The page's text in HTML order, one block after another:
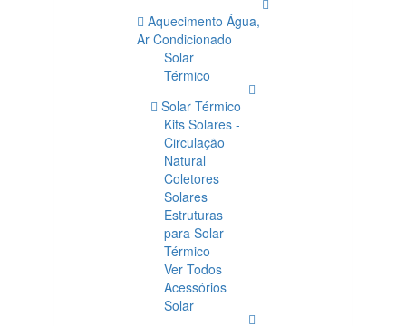
Aquecimento Água,
Ar Condicionado
Solar
Térmico
Solar Térmico
Kits Solares -
Circulação
Natural
Coletores
Solares
Estruturas
para Solar
Térmico
Ver Todos
Acessórios
Solar